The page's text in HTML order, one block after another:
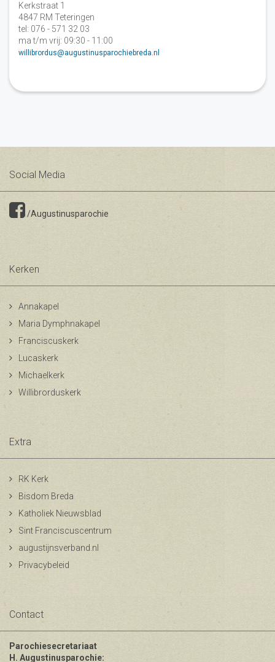
Kerkstraat 1
4847 RM Teteringen
tel: 076 - 571 32 03
ma t/m vrij: 09:30 - 11:00
willibrordus@augustinusparochiebreda.nl
Social Media
/Augustinusparochie
Kerken
Annakapel
Maria Dymphnakapel
Franciscuskerk
Lucaskerk
Michaelkerk
Willibrorduskerk
Extra
RK Kerk
Bisdom Breda
Katholiek Nieuwsblad
Sint Franciscuscentrum
augustijnsverband.nl
Privacybeleid
Contact
Parochiesecretariaat
H. Augustinusparochie: